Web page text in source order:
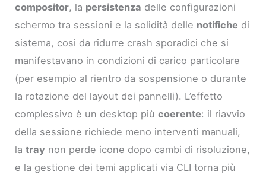
compositor, la persistenza delle configurazioni
schermo tra sessioni e la solidità delle notifiche di
sistema, così da ridurre crash sporadici che si
manifestavano in condizioni di carico particolare
(per esempio al rientro da sospensione o durante
la rotazione del layout dei pannelli). L’effetto
complessivo è un desktop piùcoerente: il riavvio
della sessione richiede meno interventi manuali,
latray non perde icone dopo cambi di risoluzione,
e la gestione dei temi applicati via CLI torna più